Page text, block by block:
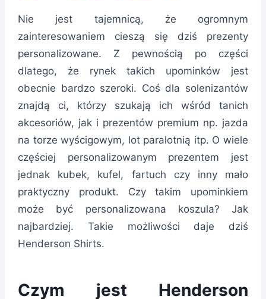
Nie jest tajemnicą, że ogromnym
zainteresowaniem cieszą się dziś prezenty
personalizowane. Z pewnością po części
dlatego, że rynek takich upominków jest
obecnie bardzo szeroki. Coś dla solenizantów
znajdą ci, którzy szukają ich wśród tanich
akcesoriów, jak i prezentów premium np. jazda
na torze wyścigowym, lot paralotnią itp. O wiele
częściej personalizowanym prezentem jest
jednak kubek, kufel, fartuch czy inny mało
praktyczny produkt. Czy takim upominkiem
może być personalizowana koszula? Jak
najbardziej. Takie możliwości daje dziś
Henderson Shirts.
Czym jest Henderson